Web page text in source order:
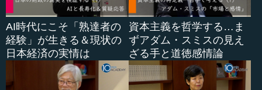
AI時代にこそ「熟達者の
経験」が生きる＆現状の
日本経済の実情は
資本主義を哲学する…ま
ずアダム・スミスの見え
ざる手と道徳感情論